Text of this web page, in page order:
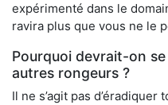
expérimenté dans le
ravira plus que vous ne le
Pourquoi devrait-on
autres rongeurs ?
Il ne s’agit pas